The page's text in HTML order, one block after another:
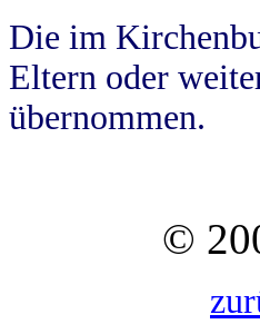
Die im
Eltern oder
übernommen.
©